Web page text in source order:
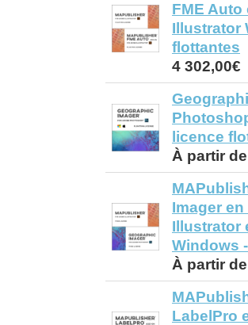
FME
Illustrator
flottantes
4 302,00€
licence
À partir
Imager
Illustrator
Windows
À partir
LabelPro